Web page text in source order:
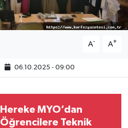
A- A+
06.10.2025 - 09:00
Hereke MYO’dan
Öğrencilere Teknik